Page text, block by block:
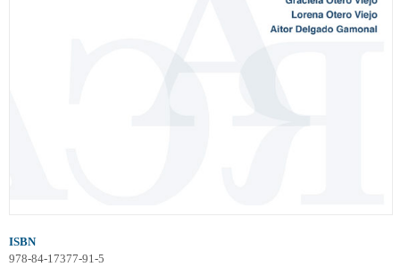
ISBN
978-84-17377-91-5